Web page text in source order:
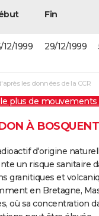
Fin
12/1999 29/12/1999
les données de la CCR
plus de mouvements
À
d'origine
un risque sanitaire
granitiques et
en Bretagne,
où sa concentration